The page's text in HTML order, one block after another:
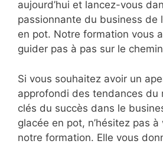
aujourd’hui et lancez-vous
passionnante du business de
en pot. Notre formation vous
guider pas à pas sur le
Si vous souhaitez avoir un
approfondi des tendances du
clés du succès dans le
glacée en pot, n’hésitez pas
notre formation. Elle vous